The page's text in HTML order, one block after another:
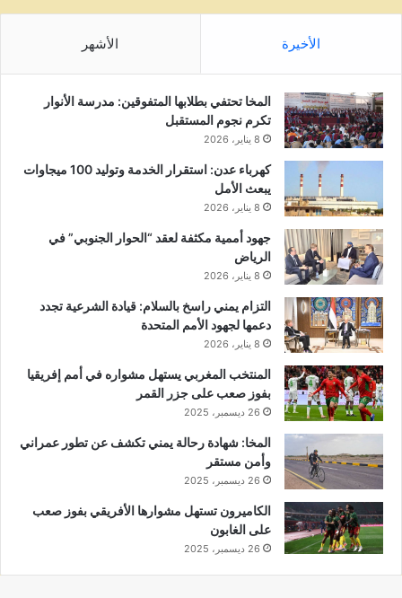
الأخيرة الأشهر
المخا تحتفي بطلابها المتفوقين: مدرسة الأنوار
تكرم نجوم المستقبل
8 يناير، 2026
كهرباء عدن: استقرار الخدمة وتوليد 100 ميجاوات
يبعث الأمل
8 يناير، 2026
جهود أممية مكثفة لعقد “الحوار الجنوبي” في
الرياض
8 يناير، 2026
التزام يمني راسخ بالسلام: قيادة الشرعية تجدد
دعمها لجهود الأمم المتحدة
8 يناير، 2026
المنتخب المغربي يستهل مشواره في أمم إفريقيا
بفوز صعب على جزر القمر
26 ديسمبر، 2025
المخا: شهادة رحالة يمني تكشف عن تطور عمراني
وأمن مستقر
26 ديسمبر، 2025
الكاميرون تستهل مشوارها الأفريقي بفوز صعب
على الغابون
26 ديسمبر، 2025